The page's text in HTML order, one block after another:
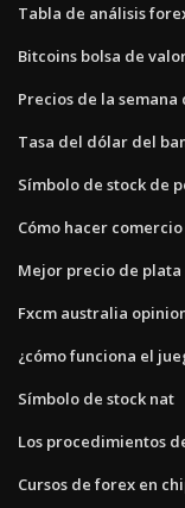
Tabla de análisis
Bitcoins bolsa de
Precios de la semana
Tasa del dólar del
Símbolo de stock de
Cómo hacer
Mejor precio de plata
Fxcm australia
¿cómo funciona el
Símbolo de stock nat
Los procedimientos
Cursos de forex en